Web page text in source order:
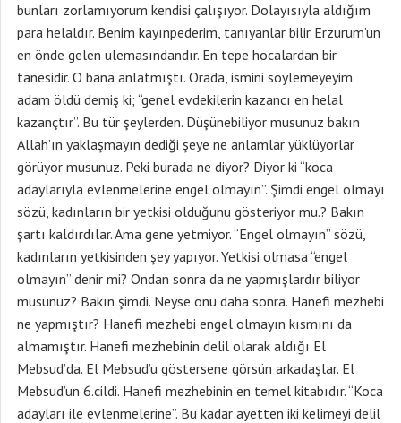
bunları zorlamıyorum kendisi çalışıyor. Dolayısıyla aldığım
para helaldır. Benim kayınpederim, tanıyanlar bilir Erzurum’un
en önde gelen ulemasındandır. En tepe hocalardan bir
tanesidir. O bana anlatmıştı. Orada, ismini söylemeyeyim
adam öldü demiş ki; “genel evdekilerin kazancı en helal
kazançtır”. Bu tür şeylerden. Düşünebiliyor musunuz bakın
Allah’ın yaklaşmayın dediği şeye ne anlamlar yüklüyorlar
görüyor musunuz. Peki burada ne diyor? Diyor ki “koca
adaylarıyla evlenmelerine engel olmayın”. Şimdi engel olmayı
sözü, kadınların bir yetkisi olduğunu gösteriyor mu.? Bakın
şartı kaldırdılar. Ama gene yetmiyor. “Engel olmayın” sözü,
kadınların yetkisinden şey yapıyor. Yetkisi olmasa “engel
olmayın” denir mi? Ondan sonra da ne yapmışlardır biliyor
musunuz? Bakın şimdi. Neyse onu daha sonra. Hanefi mezhebi
ne yapmıştır? Hanefi mezhebi engel olmayın kısmını da
almamıştır. Hanefi mezhebinin delil olarak aldığı El
Mebsud’da. El Mebsud’u göstersene görsün arkadaşlar. El
Mebsud’un 6.cildi. Hanefi mezhebinin en temel kitabıdır. “Koca
adayları ile evlenmelerine”. Bu kadar ayetten iki kelimeyi delil